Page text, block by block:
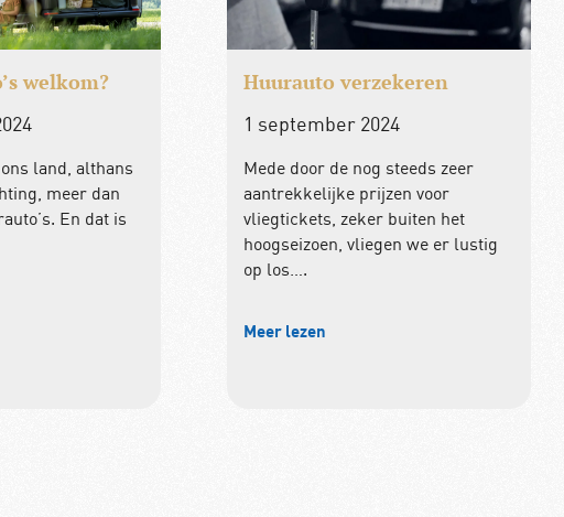
welkom?
land, althans
meer dan
En dat is
Huurauto verzekeren
1 september 2024
Mede door de nog steeds zeer
aantrekkelijke prijzen voor
vliegtickets, zeker buiten het
hoogseizoen, vliegen we er lustig
op los….
Meer lezen